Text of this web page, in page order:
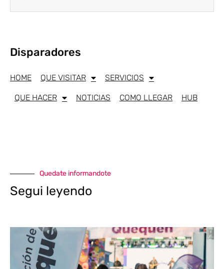
Disparadores
HOME QUE VISITAR SERVICIOS
QUE HACER NOTICIAS COMO LLEGAR HUB
Quedate informandote
Segui leyendo